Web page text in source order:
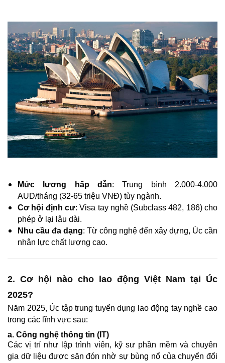
Mức lương hấp dẫn: Trung bình 2.000-4.000
AUD/tháng (32-65 triệu VNĐ) tùy ngành.
Cơ hội định cư: Visa tay nghề (Subclass 482, 186) cho
phép ở lại lâu dài.
Nhu cầu đa dạng: Từ công nghệ đến xây dựng, Úc cần
nhân lực chất lượng cao.
2. Cơ hội nào cho lao động Việt Nam tại Úc
2025?
Năm 2025, Úc tập trung tuyển dụng lao động tay nghề cao
trong các lĩnh vực sau:
a. Công nghệ thông tin (IT)
Các vị trí như lập trình viên, kỹ sư phần mềm và chuyên
gia dữ liệu được săn đón nhờ sự bùng nổ của chuyển đổi